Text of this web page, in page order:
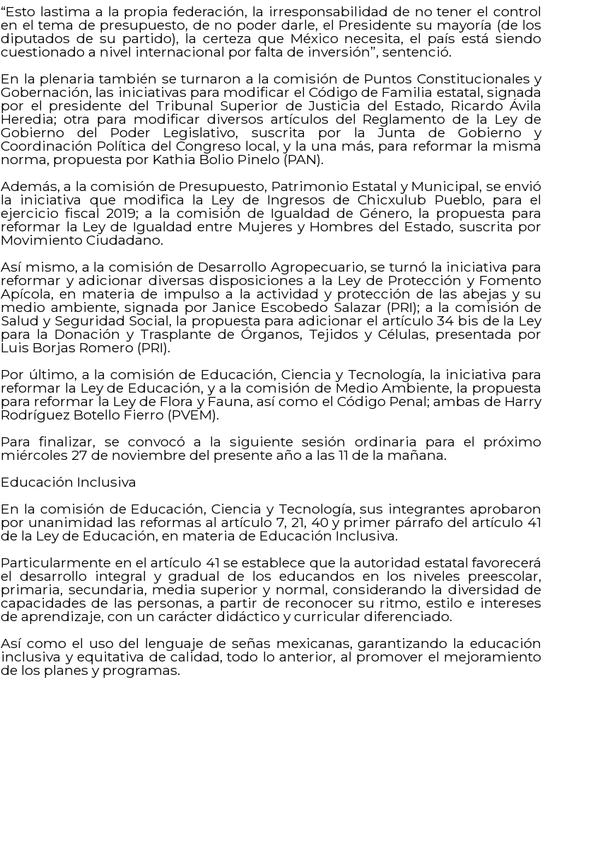
“Esto lastima a la propia federación, la irresponsabilidad de no tener el control
en el tema de presupuesto, de no poder darle, el Presidente su mayoría (de los
diputados de su partido), la certeza que México necesita, el país está siendo
cuestionado a nivel internacional por falta de inversión”, sentenció.
En la plenaria también se turnaron a la comisión de Puntos Constitucionales y
Gobernación, las iniciativas para modificar el Código de Familia estatal, signada
por el presidente del Tribunal Superior de Justicia del Estado, Ricardo Ávila
Heredia; otra para modificar diversos artículos del Reglamento de la Ley de
Gobierno del Poder Legislativo, suscrita por la Junta de Gobierno y
Coordinación Política del Congreso local, y la una más, para reformar la misma
norma, propuesta por Kathia Bolio Pinelo (PAN).
Además, a la comisión de Presupuesto, Patrimonio Estatal y Municipal, se envió
la iniciativa que modifica la Ley de Ingresos de Chicxulub Pueblo, para el
ejercicio fiscal 2019; a la comisión de Igualdad de Género, la propuesta para
reformar la Ley de Igualdad entre Mujeres y Hombres del Estado, suscrita por
Movimiento Ciudadano.
Así mismo, a la comisión de Desarrollo Agropecuario, se turnó la iniciativa para
reformar y adicionar diversas disposiciones a la Ley de Protección y Fomento
Apícola, en materia de impulso a la actividad y protección de las abejas y su
medio ambiente, signada por Janice Escobedo Salazar (PRI); a la comisión de
Salud y Seguridad Social, la propuesta para adicionar el artículo 34 bis de la Ley
para la Donación y Trasplante de Órganos, Tejidos y Células, presentada por
Luis Borjas Romero (PRI).
Por último, a la comisión de Educación, Ciencia y Tecnología, la iniciativa para
reformar la Ley de Educación, y a la comisión de Medio Ambiente, la propuesta
para reformar la Ley de Flora y Fauna, así como el Código Penal; ambas de Harry
Rodríguez Botello Fierro (PVEM).
Para finalizar, se convocó a la siguiente sesión ordinaria para el próximo
miércoles 27 de noviembre del presente año a las 11 de la mañana.
Educación Inclusiva
En la comisión de Educación, Ciencia y Tecnología, sus integrantes aprobaron
por unanimidad las reformas al artículo 7, 21, 40 y primer párrafo del artículo 41
de la Ley de Educación, en materia de Educación Inclusiva.
Particularmente en el artículo 41 se establece que la autoridad estatal favorecerá
el desarrollo integral y gradual de los educandos en los niveles preescolar,
primaria, secundaria, media superior y normal, considerando la diversidad de
capacidades de las personas, a partir de reconocer su ritmo, estilo e intereses
de aprendizaje, con un carácter didáctico y curricular diferenciado.
Así como el uso del lenguaje de señas mexicanas, garantizando la educación
inclusiva y equitativa de calidad, todo lo anterior, al promover el mejoramiento
de los planes y programas.